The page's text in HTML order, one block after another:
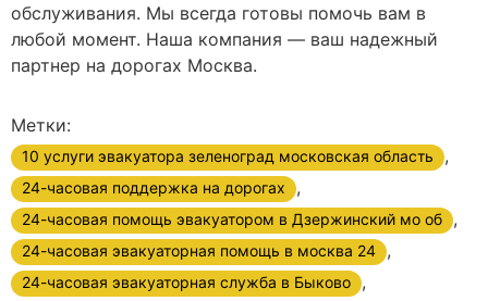
обслуживания. Мы всегда готовы помочь вам в
любой момент. Наша компания — ваш надежный
партнер на дорогах Москва.
Метки:
10 услуги эвакуатора зеленоград московская область ,
24-часовая поддержка на дорогах ,
24-часовая помощь эвакуатором в Дзержинский мо об ,
24-часовая эвакуаторная помощь в москва 24 ,
24-часовая эвакуаторная служба в Быково ,